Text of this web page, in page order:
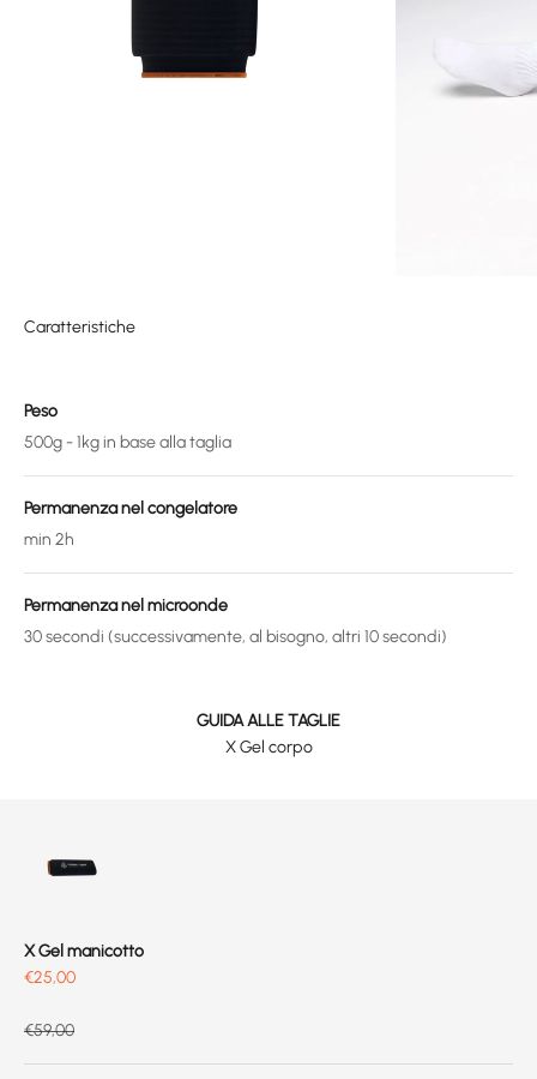
Caratteristiche
Peso
500g - 1kg in base alla taglia
Permanenza nel congelatore
min 2h
Permanenza nel microonde
30 secondi (successivamente, al bisogno, altri 10 secondi)
GUIDA ALLE TAGLIE
X Gel corpo
X Gel manicotto
Prix de vente
€25,00
Prix normal
€59,00